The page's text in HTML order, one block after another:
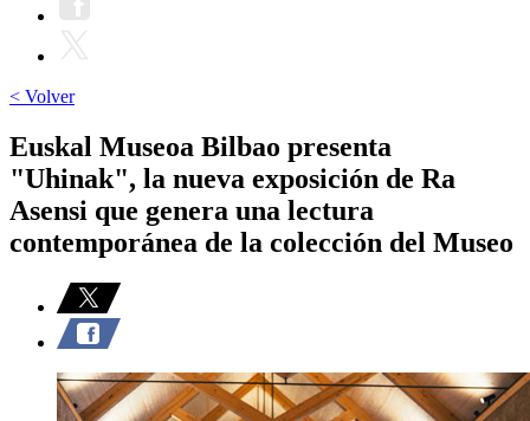
< Volver
Euskal Museoa Bilbao presenta
"Uhinak", la nueva exposición de Ra
Asensi que genera una lectura
contemporánea de la colección del Museo